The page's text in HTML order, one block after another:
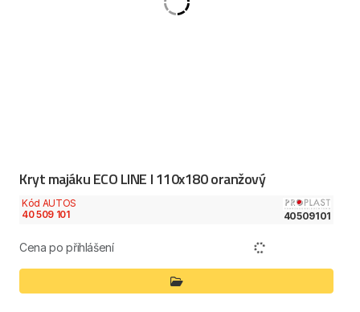
Kryt majáku ECO LINE I 110x180 oranžový
Kód AUTOS
40 509 101
40509101
Cena po přihlášení